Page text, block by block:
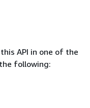
API in one of the
following: